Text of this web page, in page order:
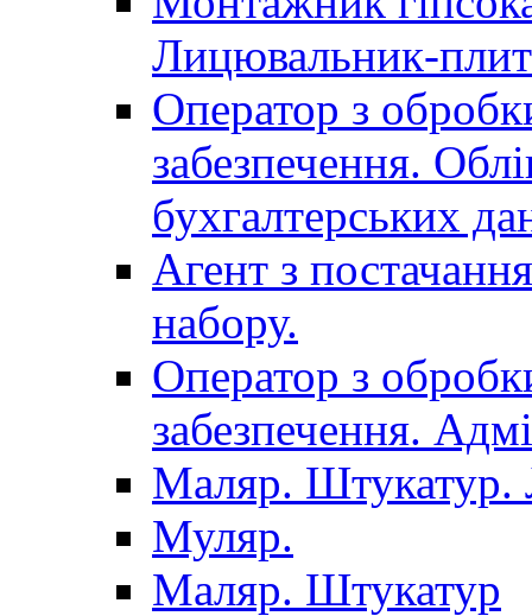
Лицювальник-
Оператор з
забезпечення.
бухгалтерських
Агент з
набору.
Оператор з
забезпечення.
Маляр. Штукатур.
Муляр.
Маляр. Штукатур